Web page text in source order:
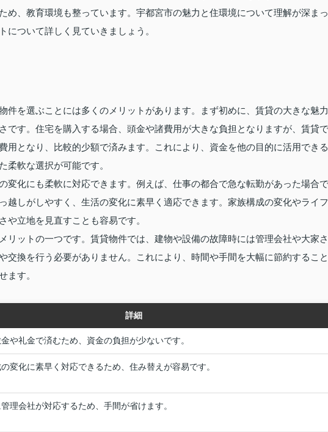
め、教育環境も整っています。宇都宮市の魅力と住環境について理解が深まっ
について詳しく見ていきましょう。
件を選ぶことには多くのメリットがあります。まず初めに、賃貸の大きな魅力
です。住宅を購入する場合、頭金や諸費用が大きな負担となりますが、賃貸で
用となり、比較的少額で済みます。これにより、資金を他の目的に活用できる
柔軟な選択が可能です。
変化にも柔軟に対応できます。例えば、仕事の都合で急な転勤があった場合で
越しがしやすく、生活の変化に素早く適応できます。家族構成の変化やライフ
や立地を見直すことも容易です。
リットの一つです。賃貸物件では、建物や設備の故障時には管理会社や大家さ
交換を行う必要がありません。これにより、時間や手間を大幅に節約すること
ます。
詳細
や礼金で済むため、資金の負担が少ないです。
変化に素早く対応できるため、住み替えが容易です。
理会社が対応するため、手間が省けます。